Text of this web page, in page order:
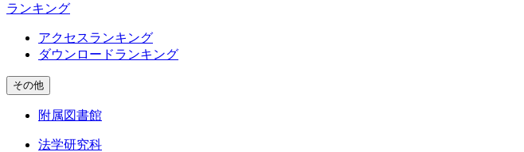
ランキング
アクセスランキング
ダウンロードランキング
その他
附属図書館
法学研究科